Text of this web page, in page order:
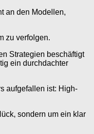
an den Modellen,
zu verfolgen.
Strategien beschäftigt
ein durchdachter
aufgefallen ist: High-
sondern um ein klar